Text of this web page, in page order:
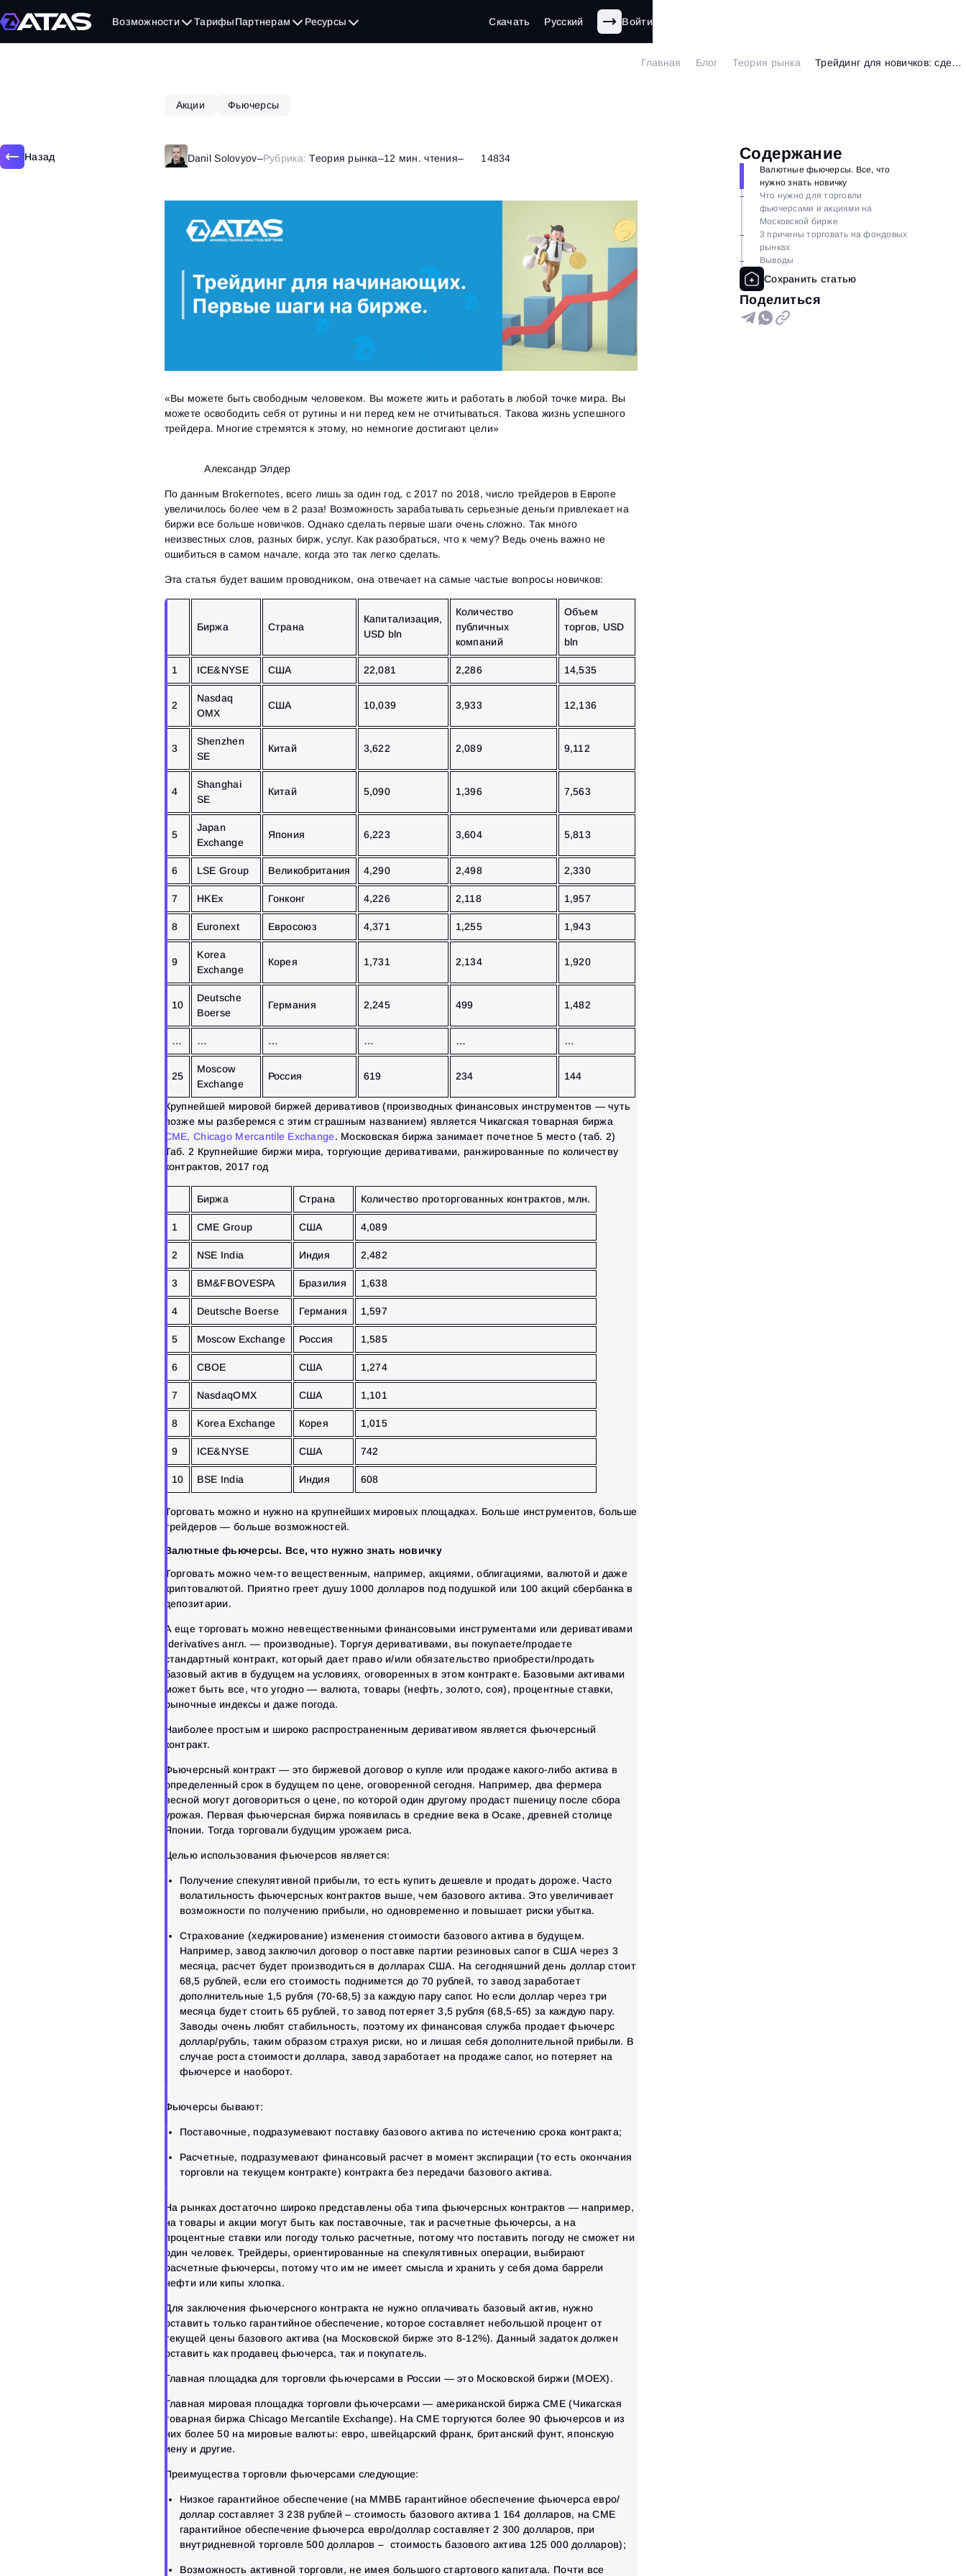
Возможности ТарифыПартнерам Ресурсы Скачать Русский Войти
Главная Блог Теория рынка Трейдинг для новичков: сделайте первые шаги на бирже
Назад
Акции Фьючерсы
Danil Solovyov–Рубрика: Теория рынка–12 мин. чтения– 14834 Содержание
Валютные фьючерсы. Все, что
нужно знать новичку
Что нужно для торговли
фьючерсами и акциями на
Московской бирже
3 причины торговать на фондовых
рынках
Выводы
Поделиться
«Вы можете быть свободным человеком. Вы можете жить и работать в любой точке мира. Вы
можете освободить себя от рутины и ни перед кем не отчитываться. Такова жизнь успешного
трейдера. Многие стремятся к этому, но немногие достигают цели»
Александр Элдер
По данным Brokernotes, всего лишь за один год, с 2017 по 2018, число трейдеров в Европе
увеличилось более чем в 2 раза! Возможность зарабатывать серьезные деньги привлекает на
биржи все больше новичков. Однако сделать первые шаги очень сложно. Так много
неизвестных слов, разных бирж, услуг. Как разобраться, что к чему? Ведь очень важно не
ошибиться в самом начале, когда это так легко сделать.
Эта статья будет вашим проводником, она отвечает на самые частые вопросы новичков:
Биржа Страна
Капитализация,
USD bln
Количество
публичных
компаний
Объем
торгов, USD
bln
1 ICE&NYSE США 22,081 2,286 14,535
2
Nasdaq
OMX
США 10,039 3,933 12,136
3
Shenzhen
SE
Китай 3,622 2,089 9,112
4
Shanghai
SE
Китай 5,090 1,396 7,563
5
Japan
Exchange
Япония 6,223 3,604 5,813
6 LSE Group Великобритания 4,290 2,498 2,330
7 HKEx Гонконг 4,226 2,118 1,957
8 Euronext Евросоюз 4,371 1,255 1,943
9
Korea
Exchange
Корея 1,731 2,134 1,920
10
Deutsche
Boerse
Германия 2,245 499 1,482
… … … … … …
25
Moscow
Exchange
Россия 619 234 144
Крупнейшей мировой биржей деривативов (производных финансовых инструментов — чуть
позже мы разберемся с этим страшным названием) является Чикагская товарная биржа
CME, Chicago Mercantile Exchange. Московская биржа занимает почетное 5 место (таб. 2)
Таб. 2 Крупнейшие биржи мира, торгующие деривативами, ранжированные по количеству
контрактов, 2017 год
Биржа Страна Количество проторгованных контрактов, млн.
1 CME Group США 4,089
2 NSE India Индия 2,482
3 BM&FBOVESPA Бразилия 1,638
4 Deutsche Boerse Германия 1,597
5 Moscow Exchange Россия 1,585
6 CBOE США 1,274
7 NasdaqOMX США 1,101
8 Korea Exchange Корея 1,015
9 ICE&NYSE США 742
10 BSE India Индия 608
Торговать можно и нужно на крупнейших мировых площадках. Больше инструментов, больше
трейдеров — больше возможностей.
Валютные фьючерсы. Все, что нужно знать новичку
Торговать можно чем-то вещественным, например, акциями, облигациями, валютой и даже
криптовалютой. Приятно греет душу 1000 долларов под подушкой или 100 акций сбербанка в
депозитарии.
А еще торговать можно невещественными финансовыми инструментами или деривативами
(derivatives англ. — производные). Торгуя деривативами, вы покупаете/продаете
стандартный контракт, который дает право и/или обязательство приобрести/продать
базовый актив в будущем на условиях, оговоренных в этом контракте. Базовыми активами
может быть все, что угодно — валюта, товары (нефть, золото, соя), процентные ставки,
рыночные индексы и даже погода.
Наиболее простым и широко распространенным деривативом является фьючерсный
контракт.
Фьючерсный контракт — это биржевой договор о купле или продаже какого-либо актива в
определенный срок в будущем по цене, оговоренной сегодня. Например, два фермера
весной могут договориться о цене, по которой один другому продаст пшеницу после сбора
урожая. Первая фьючерсная биржа появилась в средние века в Осаке, древней столице
Японии. Тогда торговали будущим урожаем риса.
Целью использования фьючерсов является:
Получение спекулятивной прибыли, то есть купить дешевле и продать дороже. Часто
волатильность фьючерсных контрактов выше, чем базового актива. Это увеличивает
возможности по получению прибыли, но одновременно и повышает риски убытка.
Страхование (хеджирование) изменения стоимости базового актива в будущем.
Например, завод заключил договор о поставке партии резиновых сапог в США через 3
месяца, расчет будет производиться в долларах США. На сегодняшний день доллар стоит
68,5 рублей, если его стоимость поднимется до 70 рублей, то завод заработает
дополнительные 1,5 рубля (70-68,5) за каждую пару сапог. Но если доллар через три
месяца будет стоить 65 рублей, то завод потеряет 3,5 рубля (68,5-65) за каждую пару.
Заводы очень любят стабильность, поэтому их финансовая служба продает фьючерс
доллар/рубль, таким образом страхуя риски, но и лишая себя дополнительной прибыли. В
случае роста стоимости доллара, завод заработает на продаже сапог, но потеряет на
фьючерсе и наоборот.
Фьючерсы бывают:
Поставочные, подразумевают поставку базового актива по истечению срока контракта;
Расчетные, подразумевают финансовый расчет в момент экспирации (то есть окончания
торговли на текущем контракте) контракта без передачи базового актива.
На рынках достаточно широко представлены оба типа фьючерсных контрактов — например,
на товары и акции могут быть как поставочные, так и расчетные фьючерсы, а на
процентные ставки или погоду только расчетные, потому что поставить погоду не сможет ни
один человек. Трейдеры, ориентированные на спекулятивных операции, выбирают
расчетные фьючерсы, потому что им не имеет смысла и хранить у себя дома баррели
нефти или кипы хлопка.
Для заключения фьючерсного контракта не нужно оплачивать базовый актив, нужно
оставить только гарантийное обеспечение, которое составляет небольшой процент от
текущей цены базового актива (на Московской бирже это 8-12%). Данный задаток должен
оставить как продавец фьючерса, так и покупатель.
Главная площадка для торговли фьючерсами в России — это Московской биржи (MOEX).
Главная мировая площадка торговли фьючерсами — американской биржа CME (Чикагская
товарная биржа Chicago Mercantile Exchange). На CME торгуются более 90 фьючерсов и из
них более 50 на мировые валюты: евро, швейцарский франк, британский фунт, японскую
иену и другие.
Преимущества торговли фьючерсами следующие:
Низкое гарантийное обеспечение (на ММВБ гарантийное обеспечение фьючерса евро/
доллар составляет 3 238 рублей – стоимость базового актива 1 164 долларов, на CME
гарантийное обеспечение фьючерса евро/доллар составляет 2 300 долларов, при
внутридневной торговле 500 долларов – стоимость базового актива 125 000 долларов);
Возможность активной торговли, не имея большого стартового капитала. Почти все
Email
Пароль
Забыли пароль?
Нет учётной записи?Зарегистрироваться
Восстановить пароль
Введи адрес электронной почты, и мы отправим ссылку
для создания нового пароля.
Email
Сбросить пароль
Регистрация
Я хочу получать специальные предложения от ATAS
Зарегистрироваться
Уже есть учётная запись? Войти